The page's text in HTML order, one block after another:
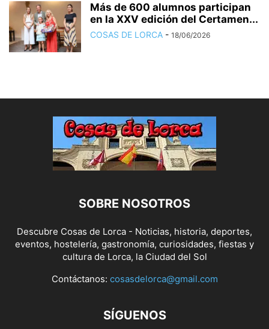
Más de 600 alumnos participan
en la XXV edición del Certamen...
COSAS DE LORCA - 18/06/2026
SOBRE NOSOTROS
Descubre Cosas de Lorca - Noticias, historia, deportes,
eventos, hostelería, gastronomía, curiosidades, fiestas y
cultura de Lorca, la Ciudad del Sol
Contáctanos: cosasdelorca@gmail.com
SÍGUENOS